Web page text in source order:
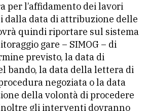
per l’affidamento dei lavori
dalla data di attribuzione delle
quindi riportare sul sistema
gare – SIMOG – di
previsto, la data di
bando, la data della lettera di
negoziata o la data
della volontà di procedere
gli interventi dovranno